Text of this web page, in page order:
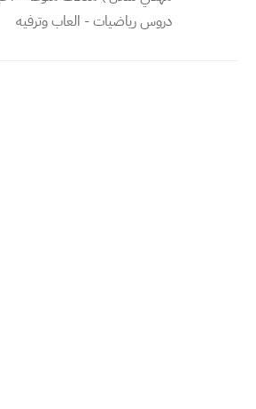
دروس رياضيات - العاب وترفيه